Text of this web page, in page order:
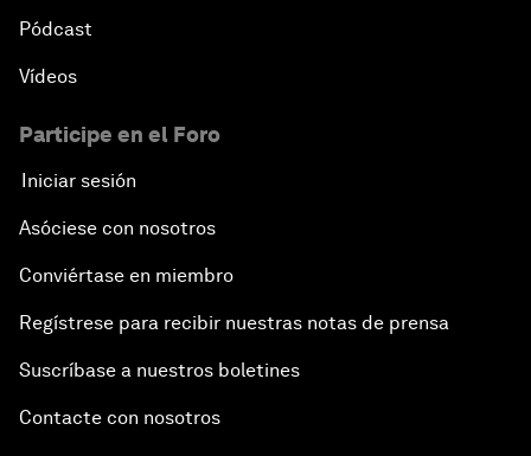
Pódcast
Vídeos
Participe en el Foro
Iniciar sesión
Asóciese con nosotros
Conviértase en miembro
Regístrese para recibir nuestras notas de prensa
Suscríbase a nuestros boletines
Contacte con nosotros